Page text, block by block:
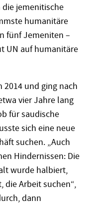
jemenitische
humanitäre
fünf Jemeniten –
UN auf humanitäre
2014 und ging nach
vier Jahre lang
für saudische
sich eine neue
suchen. „Auch
Hindernissen: Die
wurde halbiert,
die Arbeit suchen“,
dann